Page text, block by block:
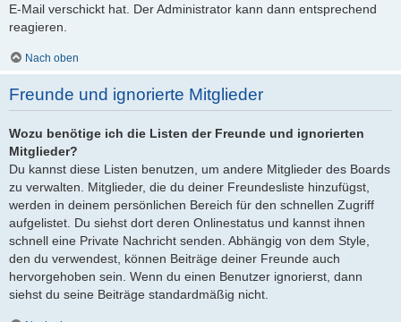
E-Mail verschickt hat. Der Administrator kann dann entsprechend
reagieren.
Nach oben
Freunde und ignorierte Mitglieder
Wozu benötige ich die Listen der Freunde und ignorierten
Mitglieder?
Du kannst diese Listen benutzen, um andere Mitglieder des Boards
zu verwalten. Mitglieder, die du deiner Freundesliste hinzufügst,
werden in deinem persönlichen Bereich für den schnellen Zugriff
aufgelistet. Du siehst dort deren Onlinestatus und kannst ihnen
schnell eine Private Nachricht senden. Abhängig von dem Style,
den du verwendest, können Beiträge deiner Freunde auch
hervorgehoben sein. Wenn du einen Benutzer ignorierst, dann
siehst du seine Beiträge standardmäßig nicht.